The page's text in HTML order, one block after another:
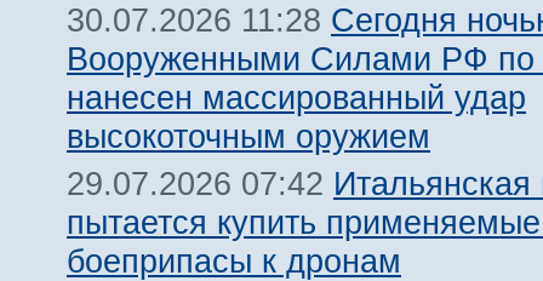
30.07.2026 11:28 Сегодня
Вооруженными Силами РФ по
нанесен массированный удар
высокоточным оружием
29.07.2026 07:42
пытается купить
боеприпасы к дронам